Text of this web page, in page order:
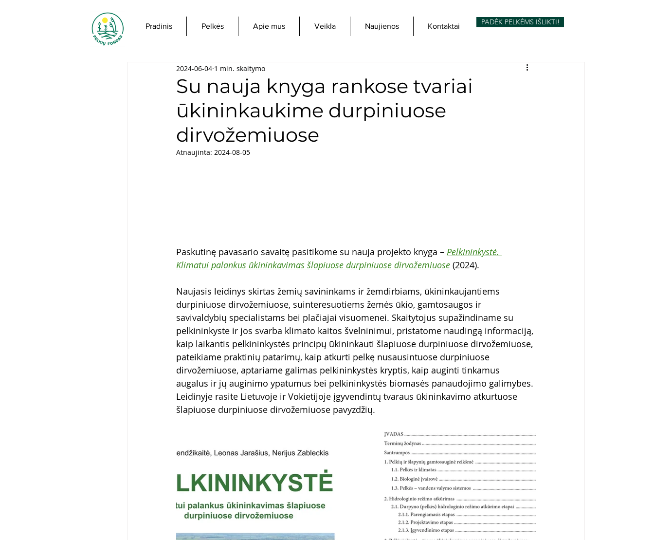
Pradinis Pelkės Apie mus Veikla Naujienos Kontaktai PADĖK PELKĖMS IŠLIKTI!
Su nauja knyga rankose tvariai
ūkininkaukime durpiniuose
dirvožemiuose
2024-06-04 1 min. skaitymo
Atnaujinta: 2024-08-05
Paskutinę pavasario savaitę pasitikome su nauja projekto knyga – Pelkininkystė.
Klimatui palankus ūkininkavimas šlapiuose durpiniuose dirvožemiuose (2024).
Naujasis leidinys skirtas žemių savininkams ir žemdirbiams, ūkininkaujantiems
durpiniuose dirvožemiuose, suinteresuotiems žemės ūkio, gamtosaugos ir
savivaldybių specialistams bei plačiajai visuomenei. Skaitytojus supažindiname su
pelkininkyste ir jos svarba klimato kaitos švelninimui, pristatome naudingą informaciją,
kaip laikantis pelkininkystės principų ūkininkauti šlapiuose durpiniuose dirvožemiuose,
pateikiame praktinių patarimų, kaip atkurti pelkę nusausintuose durpiniuose
dirvožemiuose, aptariame galimas pelkininkystės kryptis, kaip auginti tinkamus
augalus ir jų auginimo ypatumus bei pelkininkystės biomasės panaudojimo galimybes.
Leidinyje rasite Lietuvoje ir Vokietijoje įgyvendintų tvaraus ūkininkavimo atkurtuose
šlapiuose durpiniuose dirvožemiuose pavyzdžių.